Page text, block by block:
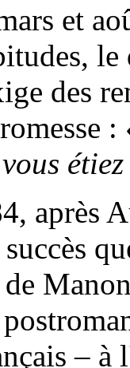
et
des
après
– à